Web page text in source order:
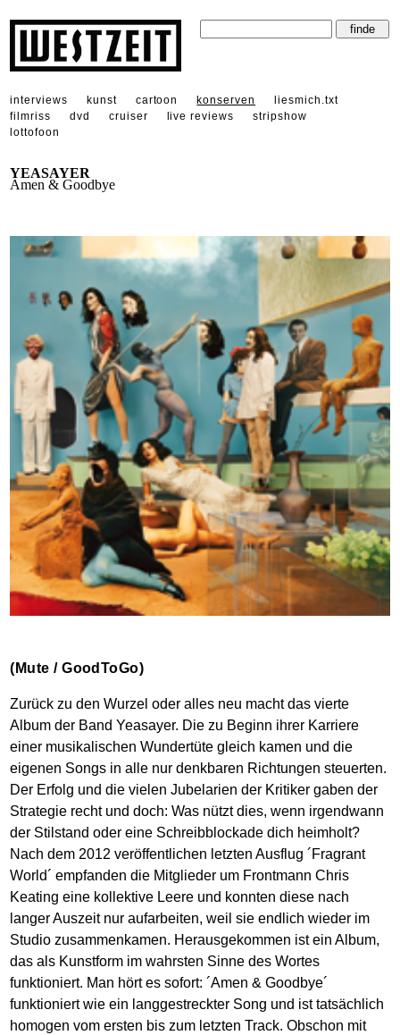
interviews kunst cartoon konserven
liesmich.txt
filmriss
dvd cruiser live reviews
stripshow
lottofoon
YEASAYER
Amen & Goodbye
(Mute / GoodToGo)
Zurück zu den Wurzel oder alles neu macht das vierte
Album der Band Yeasayer. Die zu Beginn ihrer Karriere
einer musikalischen Wundertüte gleich kamen und die
eigenen Songs in alle nur denkbaren Richtungen steuerten.
Der Erfolg und die vielen Jubelarien der Kritiker gaben der
Strategie recht und doch: Was nützt dies, wenn irgendwann
der Stilstand oder eine Schreibblockade dich heimholt?
Nach dem 2012 veröffentlichen letzten Ausflug ´Fragrant
World´ empfanden die Mitglieder um Frontmann Chris
Keating eine kollektive Leere und konnten diese nach
langer Auszeit nur aufarbeiten, weil sie endlich wieder im
Studio zusammenkamen. Herausgekommen ist ein Album,
das als Kunstform im wahrsten Sinne des Wortes
funktioniert. Man hört es sofort: ´Amen & Goodbye´
funktioniert wie ein langgestreckter Song und ist tatsächlich
homogen vom ersten bis zum letzten Track. Obschon mit